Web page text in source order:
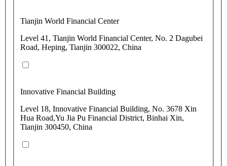
Tianjin World Financial Center
Level 41, Tianjin World Financial Center, No. 2 Dagubei
Road, Heping, Tianjin 300022, China
Innovative Financial Building
Level 18, Innovative Financial Building, No. 3678 Xin
Hua Road,Yu Jia Pu Financial District, Binhai Xin,
Tianjin 300450, China